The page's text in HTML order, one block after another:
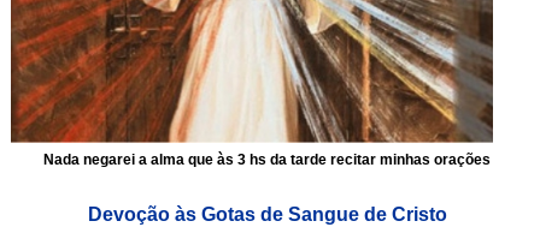
Nada negarei a alma que às 3 hs da tarde recitar minhas orações
Devoção às Gotas de Sangue de Cristo